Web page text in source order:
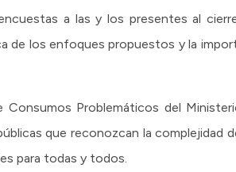
a las y los presentes al
de los enfoques propuestos y la
Consumos Problemáticos del
que reconozcan la complejidad
para todas y todos.